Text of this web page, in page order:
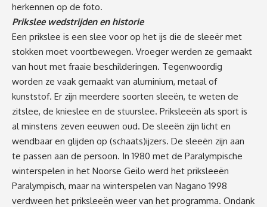
herkennen op de foto.
Prikslee wedstrijden en historie
Een prikslee is een slee voor op het ijs die de sleeër met
stokken moet voortbewegen. Vroeger werden ze gemaakt
van hout met fraaie beschilderingen. Tegenwoordig
worden ze vaak gemaakt van aluminium, metaal of
kunststof. Er zijn meerdere soorten sleeën, te weten de
zitslee, de knieslee en de stuurslee. Priksleeën als sport is
al minstens zeven eeuwen oud. De sleeën zijn licht en
wendbaar en glijden op (schaats)ijzers. De sleeën zijn aan
te passen aan de persoon. In 1980 met de Paralympische
winterspelen in het Noorse Geilo werd het priksleeën
Paralympisch, maar na winterspelen van Nagano 1998
verdween het priksleeën weer van het programma. Ondank